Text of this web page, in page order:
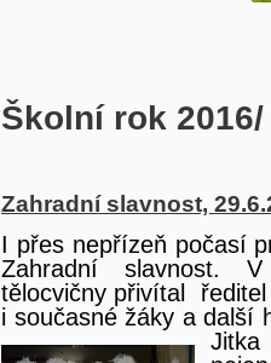
Školnírok 2016/
Zahradní slavnost,
I přes nepřízeň počasí
Zahradní slavnost.
tělocvičny přivítal
i současné žáky a další